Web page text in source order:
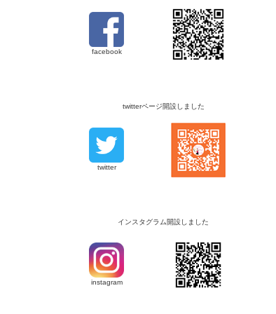
facebook
twitterページ開設しました
twitter
インスタグラム開設しました
instagram